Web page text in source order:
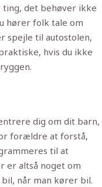
det behøver ikke
hører folk tale om
spejle til autostolen,
hvis du ikke
dig om dit barn,
forældre at forstå,
til at
er altså noget om
når man kører bil.